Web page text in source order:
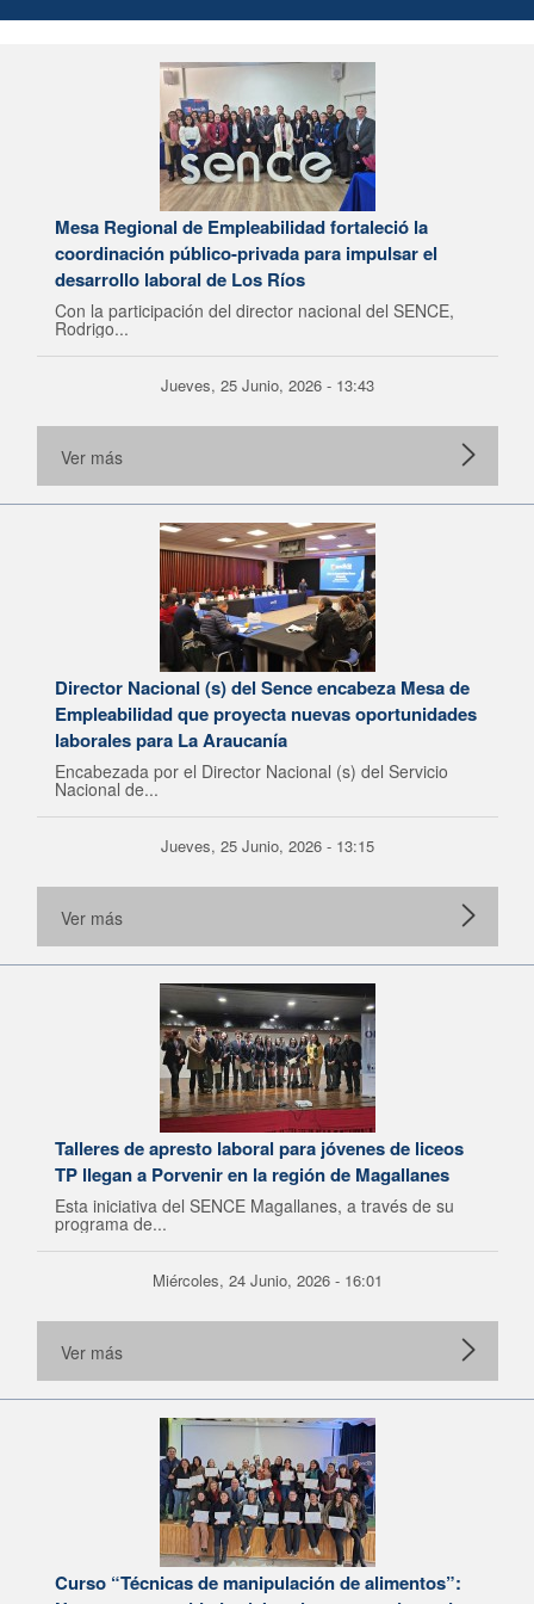
Mesa Regional de Empleabilidad fortaleció la
coordinación público-privada para impulsar el
desarrollo laboral de Los Ríos
Con la participación del director nacional del SENCE,
Rodrigo...
Jueves, 25 Junio, 2026 - 13:43
Ver más
Director Nacional (s) del Sence encabeza Mesa de
Empleabilidad que proyecta nuevas oportunidades
laborales para La Araucanía
Encabezada por el Director Nacional (s) del Servicio
Nacional de...
Jueves, 25 Junio, 2026 - 13:15
Ver más
Talleres de apresto laboral para jóvenes de liceos
TP llegan a Porvenir en la región de Magallanes
Esta iniciativa del SENCE Magallanes, a través de su
programa de...
Miércoles, 24 Junio, 2026 - 16:01
Ver más
Curso “Técnicas de manipulación de alimentos”: